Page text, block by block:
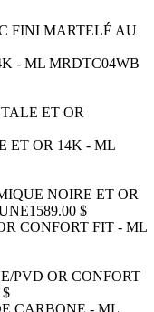
FINI MARTELÉ AU
ET OR
NOIRE ET OR
1589.00 $
PVD OR CONFORT
$